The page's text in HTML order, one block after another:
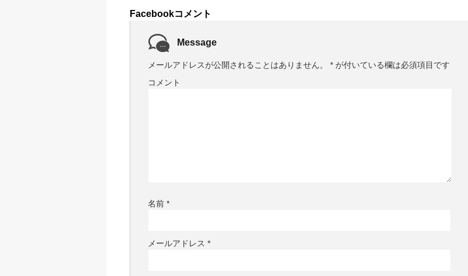
Facebookコメント
Message
メールアドレスが公開されることはありません。 * が付いている欄は必須項目です
コメント
名前 *
メールアドレス *